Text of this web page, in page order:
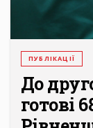
ПУБЛІКАЦІЇ
До
готові